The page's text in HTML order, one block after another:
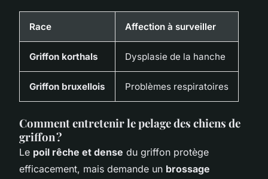
Race Affection à surveiller
Griffon korthals Dysplasie de la hanche
Griffon bruxellois Problèmes respiratoires
Comment entretenir le pelage des chiens de
griffon ?
Le poil rêche et dense du griffon protège
efficacement, mais demande un brossage